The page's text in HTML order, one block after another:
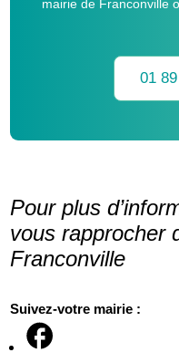
mairie de Franconville
01
Pour plus
vous rapprocher
Franconville
Suivez-votre mairie :